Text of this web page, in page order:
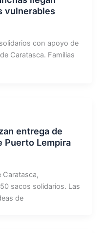
vulnerables
con apoyo de
Caratasca. Familias
entrega de
Puerto Lempira
Caratasca,
sacos solidarios. Las
de